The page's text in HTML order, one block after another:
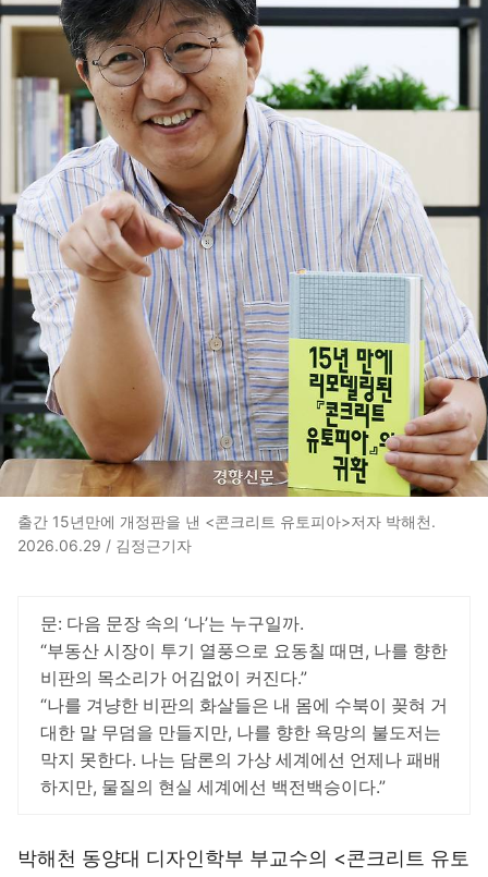
출간 15년만에 개정판을 낸 <콘크리트 유토피아>저자 박해천.
2026.06.29 / 김정근기자
문: 다음 문장 속의 ‘나’는 누구일까.
“부동산 시장이 투기 열풍으로 요동칠 때면, 나를 향한
비판의 목소리가 어김없이 커진다.”
“나를 겨냥한 비판의 화살들은 내 몸에 수북이 꽂혀 거
대한 말 무덤을 만들지만, 나를 향한 욕망의 불도저는
막지 못한다. 나는 담론의 가상 세계에선 언제나 패배
하지만, 물질의 현실 세계에선 백전백승이다.”
박해천 동양대 디자인학부 부교수의 <콘크리트 유토